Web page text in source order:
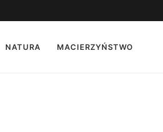
NATURA MACIERZYŃSTWO